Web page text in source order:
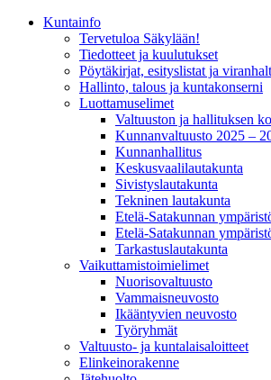
Kunta­info
Tervetuloa Säkylään!
Tiedotteet ja kuulutukset
Pöytäkirjat, esityslistat ja
Hallinto, talous ja kuntakonserni
Luottamuselimet
Valtuuston ja hallituksen
Kunnanvaltuusto 2025 –
Kunnanhallitus
Keskusvaalilautakunta
Sivistyslautakunta
Tekninen lautakunta
Etelä-Satakunnan
Etelä-Satakunnan
Tarkastuslautakunta
Vaikuttamistoimielimet
Nuorisovaltuusto
Vammaisneuvosto
Ikääntyvien neuvosto
Työryhmät
Valtuusto- ja kuntalaisaloitteet
Elinkeinorakenne